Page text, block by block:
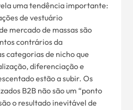
uma tendência importante:
de vestuário
mercado de massas são
contrários da
categorias de nicho que
diferenciação e
estão a subir. Os
B2B não são um “ponto
o resultado inevitável de